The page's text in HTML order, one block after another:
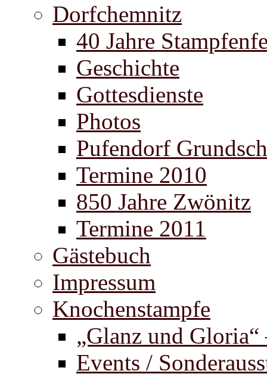
Dorfchemnitz
40 Jahre
Geschichte
Gottesdienste
Photos
Pufendorf
Termine 2010
850 Jahre Zwönitz
Termine 2011
Gästebuch
Impressum
Knochenstampfe
„Glanz und
Events /